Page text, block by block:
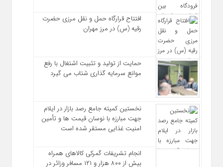
افتتاح قرارگاه حمل‌ و نقل مرزی حضرت
رقیه (س) در مرز مهران
حمایت از تولید و تثبیت اشتغال با رفع
موانع سرمایه‌ گذاری شتاب می‌ گیرد
نخستین کمیته جامع رصد بازار در ایلام
جهت مبارزه با نوسان قیمت‌ ها و تأمین
امنیت غذایی مستقر شده است
انجام تشریفات گمرکی کالاهای همراه
بیش از ۸۰۰ هزار و ۱۲۱ مسافر وزائر در